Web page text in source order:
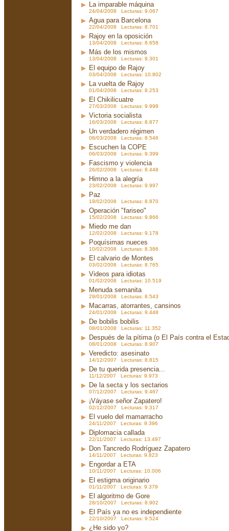
La imparable máquina
24/04/2008 Lecturas: 9.067
Agua para Barcelona
22/04/2008 Lecturas: 8.701
Rajoy en la oposición
13/04/2008 Lecturas: 8.658
Más de los mismos
13/04/2008 Lecturas: 9.301
El equipo de Rajoy
03/04/2008 Lecturas: 10.802
La vuelta de Rajoy
01/04/2008 Lecturas: 8.253
El Chikilicuatre
27/03/2008 Lecturas: 9.998
Victoria socialista
16/03/2008 Lecturas: 8.877
Un verdadero régimen
08/03/2008 Lecturas: 8.546
Escuchen la COPE
06/03/2008 Lecturas: 9.399
Fascismo y violencia
26/02/2008 Lecturas: 8.448
Himno a la alegría
23/02/2008 Lecturas: 9.997
Paz
19/02/2008 Lecturas: 8.870
Operación "fariseo"
15/02/2008 Lecturas: 9.866
Miedo me dan
12/02/2008 Lecturas: 9.178
Poquísimas nueces
10/02/2008 Lecturas: 8.386
El calvario de Montes
03/02/2008 Lecturas: 8.765
Videos para idiotas
01/02/2008 Lecturas: 10.519
Menuda semanita
29/01/2008 Lecturas: 8.543
Macarras, atorrantes, cansinos
24/01/2008 Lecturas: 9.448
De bobilis bobilis
08/01/2008 Lecturas: 11.352
Después de la pítima (o El País contra el
08/01/2008 Lecturas: 8.907
Veredicto: asesinato
14/12/2007 Lecturas: 8.815
De tu querida presencia...
11/12/2007 Lecturas: 9.973
De la secta y los sectarios
07/12/2007 Lecturas: 9.467
¡Váyase señor Zapatero!
02/12/2007 Lecturas: 9.317
El vuelo del mamarracho
24/11/2007 Lecturas: 9.396
Diplomacia callada
22/11/2007 Lecturas: 13.497
Don Tancredo Rodríguez Zapatero
14/11/2007 Lecturas: 9.823
Engordar a ETA
10/11/2007 Lecturas: 10.006
El estigma originario
01/11/2007 Lecturas: 9.379
El algoritmo de Gore
28/10/2007 Lecturas: 8.902
El País ya no es independiente
22/10/2007 Lecturas: 9.524
¿He sido yo?